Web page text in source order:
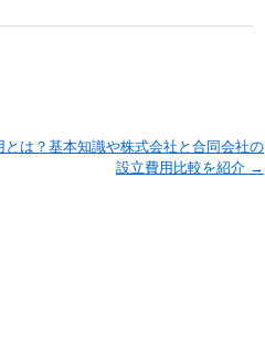
は？基本知識や株式会社と合同会社の
設立費用比較を紹介 →